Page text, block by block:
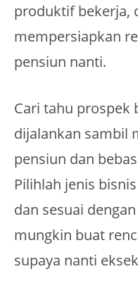
produktif bekerja,
mempersiapkan
pensiun nanti.
Cari tahu prospek
dijalankan sambil
pensiun dan
Pilihlah jenis
dan sesuai dengan
mungkin buat
supaya nanti